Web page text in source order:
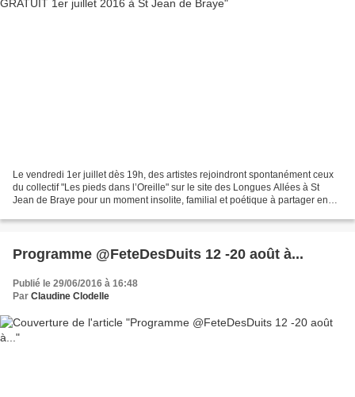
Le vendredi 1er juillet dès 19h, des artistes rejoindront spontanément ceux
du collectif "Les pieds dans l’Oreille" sur le site des Longues Allées à St
Jean de Braye pour un moment insolite, familial et poétique à partager en
Programme @FeteDesDuits 12 -20 août à...
Publié le 29/06/2016 à 16:48
Par Claudine Clodelle